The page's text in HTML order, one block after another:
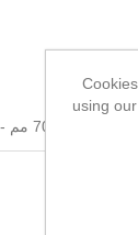
مسحوب على البارد/الساخن
using